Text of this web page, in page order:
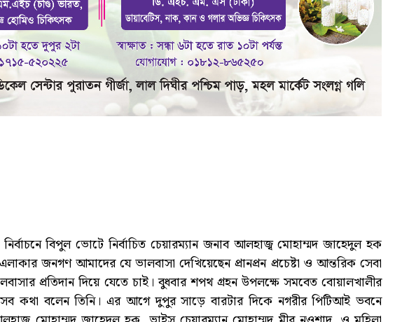
বিপুল ভোটে নির্বাচিত চেয়ারম্যান জনাব আলহাজ্ব মোহাম্মদ জাহেদুল হক
জনগণ আমাদের যে ভালবাসা দেখিয়েছেন প্রানপ্রন প্রচেষ্টা ও আন্তরিক সেবা
প্রতিদান দিয়ে যেতে চাই। বুধবার শপথ গ্রহন উপলক্ষে সমবেত বোয়ালখালীর
কথা বলেন তিনি। এর আগে দুপুর সাড়ে বারটার দিকে নগরীর পিটিআই ভবনে